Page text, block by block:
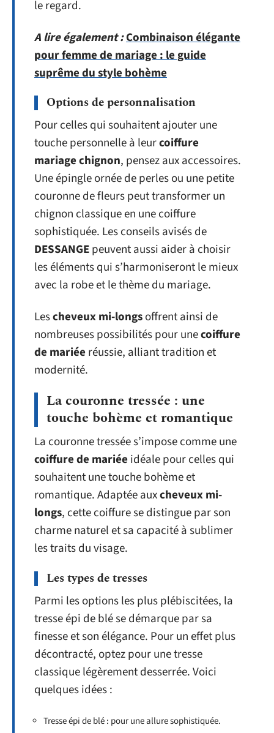
le regard.
A lire également :Combinaison élégante
pour femme de mariage : le guide
suprême du style bohème
Options de personnalisation
Pour celles qui souhaitent ajouter une
touche personnelle à leurcoiffure
mariage chignon, pensez aux accessoires.
Une épingle ornée de perles ou une petite
couronne de fleurs peut transformer un
chignon classique en une coiffure
sophistiquée. Les conseils avisés de
DESSANGEpeuvent aussi aider à choisir
les éléments qui s’harmoniseront le mieux
avec la robe et le thème du mariage.
Lescheveux mi-longsoffrent ainsi de
nombreuses possibilités pour unecoiffure
de mariée réussie, alliant tradition et
modernité.
La couronne tressée : une
touche bohème et romantique
La couronne tressée s’impose comme une
coiffure de mariée idéale pour celles qui
souhaitent une touche bohème et
romantique. Adaptée auxcheveux mi-
longs, cette coiffure se distingue par son
charme naturel et sa capacité à sublimer
les traits du visage.
Les types de tresses
Parmi les options les plus plébiscitées, la
tresse épi de blé se démarque par sa
finesse et son élégance. Pour un effet plus
décontracté, optez pour une tresse
classique légèrement desserrée. Voici
quelques idées :
Tresse épi de blé : pour une allure sophistiquée.